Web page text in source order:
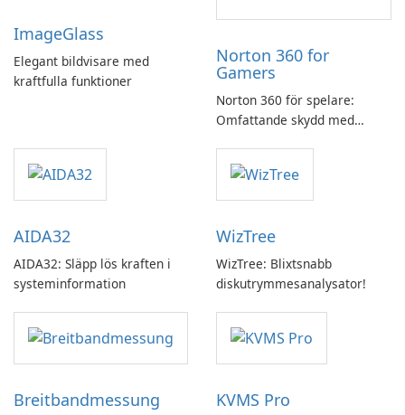
ImageGlass
Elegant bildvisare med
kraftfulla funktioner
Norton 360 for
Gamers
Norton 360 för spelare:
Omfattande skydd med
AIDA32
AIDA32: Släpp lös kraften i
systeminformation
WizTree
WizTree: Blixtsnabb
diskutrymmesanalysator!
Breitbandmessung KVMS Pro